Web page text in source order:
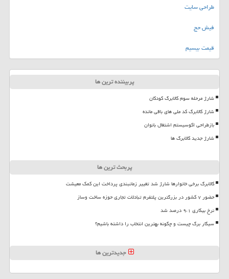
طراحی سایت
فیش حج
قیمت بیسیم
پربیننده ترین ها
شارژ مرحله سوم کالابرگ کودکان
شارژ کالابرگ کد ملی های باقی مانده
بازطراحی اکوسیستم اشتغال بانوان
شارژ جدید کالابرگ ها
پربحث ترین ها
کالابرگ برخی خانوارها شارژ شد تغییر زمانبندی پرداخت این کمک معیشت
حضور ۷ کشور در بزرگترین پلتفرم تبادلات تجاری حوزه ساخت وساز
نرخ بیکاری ۹،۱ درصد شد
سیگار برگ چیست و چگونه بهترین انتخاب را داشته باشیم؟
جدیدترین ها